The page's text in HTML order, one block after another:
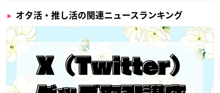
オタ活・推し活の関連ニュースランキング